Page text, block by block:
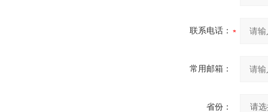
联系电话：
常用邮箱：
省份：